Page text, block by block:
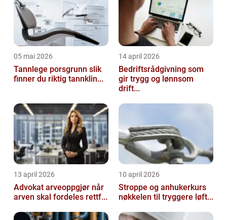
05 mai 2026
Tannlege porsgrunn slik
finner du riktig tannklin...
14 april 2026
Bedriftsrådgivning som
gir trygg og lønnsom
drift...
13 april 2026
Advokat arveoppgjør når
arven skal fordeles rettf...
10 april 2026
Stroppe og anhukerkurs
nøkkelen til tryggere løft...